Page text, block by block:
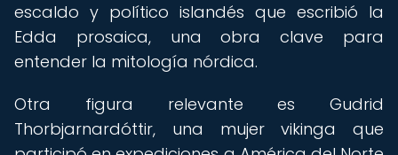
escaldo y político islandés que escribió la
Edda prosaica, una obra clave para
entender la mitología nórdica.
Otra figura relevante es Gudrid
Thorbjarnardóttir, una mujer vikinga que